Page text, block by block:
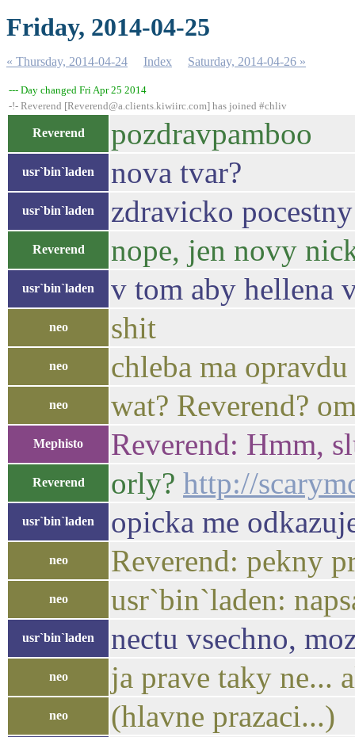
Friday, 2014-04-25
« Thursday, 2014-04-24 Index Saturday, 2014-04-26 »
--- Day changed Fri Apr 25 2014
-!- Reverend [Reverend@a.clients.kiwiirc.com] has joined #chliv
Reverend pozdravpamboo
usr`bin`laden nova tvar?
usr`bin`laden zdravicko pocestny
Reverend nope, jen novy
usr`bin`laden v tom aby hellena
neo shit
neo chleba ma
neo wat? Reverend?
Mephisto Reverend: Hmm,
Reverend orly? http://
usr`bin`laden opicka me
neo Reverend: pekny
neo usr`bin`laden:
usr`bin`laden nectu vsechno,
neo ja prave taky ne...
neo (hlavne prazaci...)